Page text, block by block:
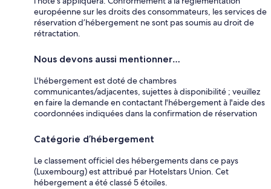
européenne sur les droits des consommateurs, les services de
réservation d’hébergement ne sont pas soumis au droit de
rétractation.
Nous devons aussi mentionner…
L'hébergement est doté de chambres
communicantes/adjacentes, sujettes à disponibilité ; veuillez
en faire la demande en contactant l'hébergement à l'aide des
coordonnées indiquées dans la confirmation de réservation
Catégorie d’hébergement
Le classement officiel des hébergements dans ce pays
(Luxembourg) est attribué par Hotelstars Union. Cet
hébergement a été classé 5 étoiles.